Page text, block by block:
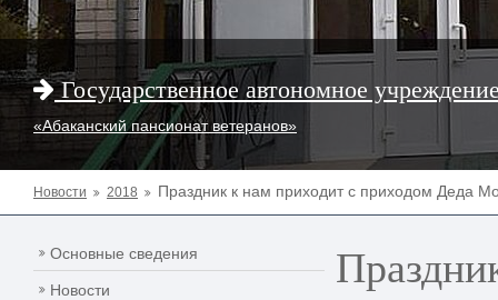
Государственное автономное
«Абаканский пансионат ветеранов»
Новости 2018 Праздник к нам приходит с приходом Деда
Основные сведения
Новости